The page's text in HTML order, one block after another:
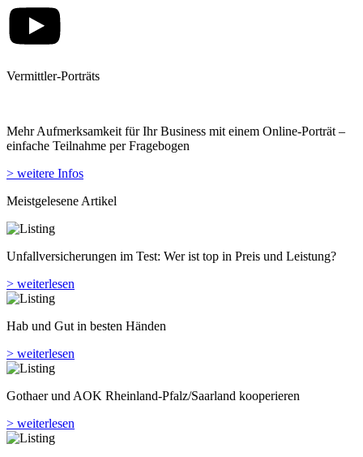
Vermittler-Porträts
Mehr Aufmerksamkeit für Ihr Business mit einem Online-Porträt –
einfache Teilnahme per Fragebogen
> weitere Infos
Meistgelesene Artikel
Unfallversicherungen im Test: Wer ist top in Preis und Leistung?
> weiterlesen
Hab und Gut in besten Händen
> weiterlesen
Gothaer und AOK Rheinland-Pfalz/Saarland kooperieren
> weiterlesen